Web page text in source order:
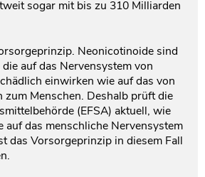
sogar mit bis zu 310 Milliarden
Neonicotinoide sind
auf das Nervensystem von
einwirken wie auf das von
Menschen. Deshalb prüft die
(EFSA) aktuell, wie
das menschliche Nervensystem
das Vorsorgeprinzip in diesem Fall